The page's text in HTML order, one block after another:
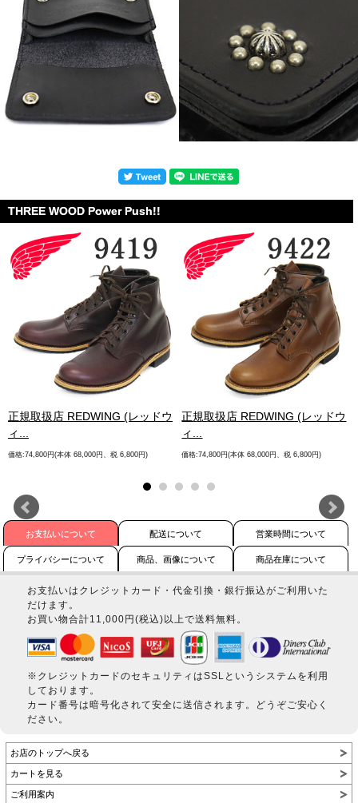
THREE WOOD Power Push!!
正規取扱店 REDWING (レッドウ
ィ...
価格:74,800円(本体 68,000円、税 6,800円)
正規取扱店 REDWING (レッドウ
ィ...
価格:74,800円(本体 68,000円、税 6,800円)
お支払いについて 配送について 営業時間について
プライバシーについて 商品、画像について 商品在庫について
お支払いはクレジットカード・代金引換・銀行振込がご利用いた
だけます。
お買い物合計11,000円(税込)以上で送料無料。
※クレジットカードのセキュリティはSSLというシステムを利用
しております。
カード番号は暗号化されて安全に送信されます。どうぞご安心く
ださい。
お店のトップへ戻る
カートを見る
ご利用案内